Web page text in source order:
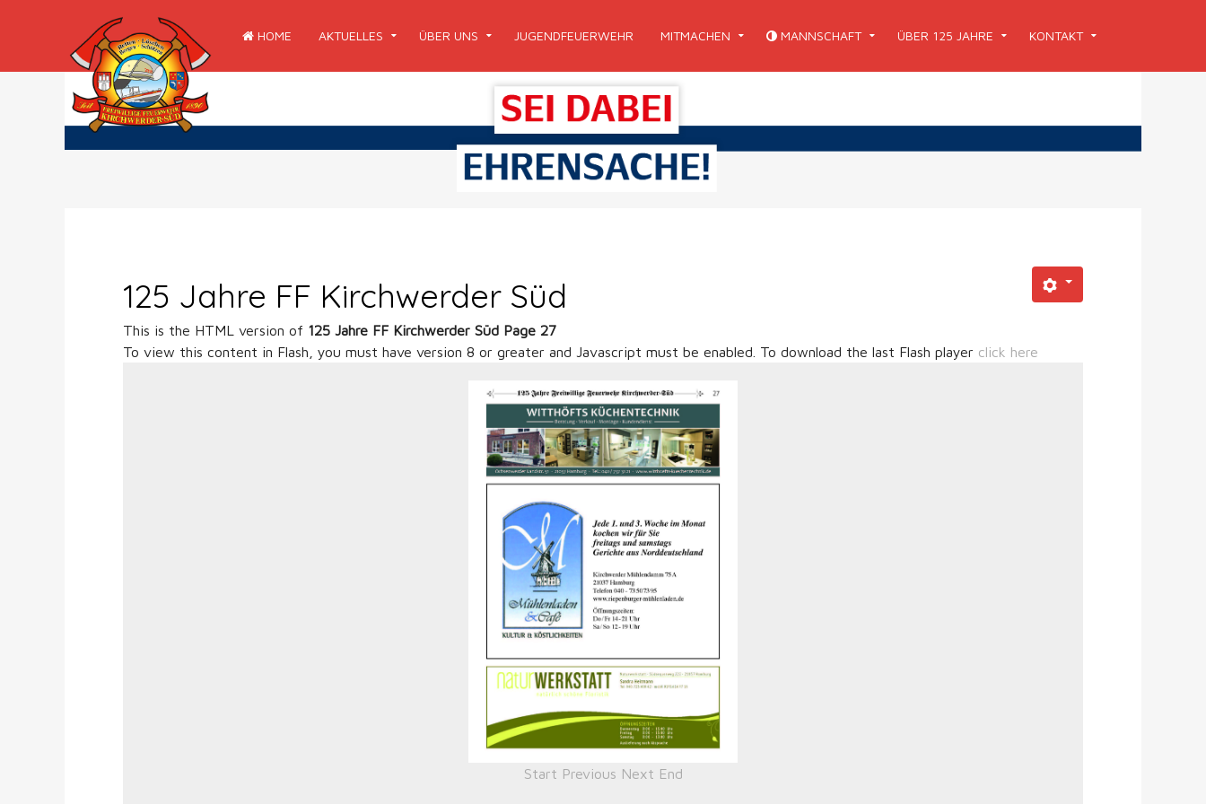
HOME AKTUELLES ÜBER UNS JUGENDFEUERWEHR MITMACHEN MANNSCHAFT ÜBER 125 JAHRE KONTAKT
125 Jahre FF Kirchwerder Süd
This is the HTML version of 125 Jahre FF Kirchwerder Süd Page 27
To view this content in Flash, you must have version 8 or greater and Javascript must be enabled. To download the last Flash player click here
Start Previous Next End